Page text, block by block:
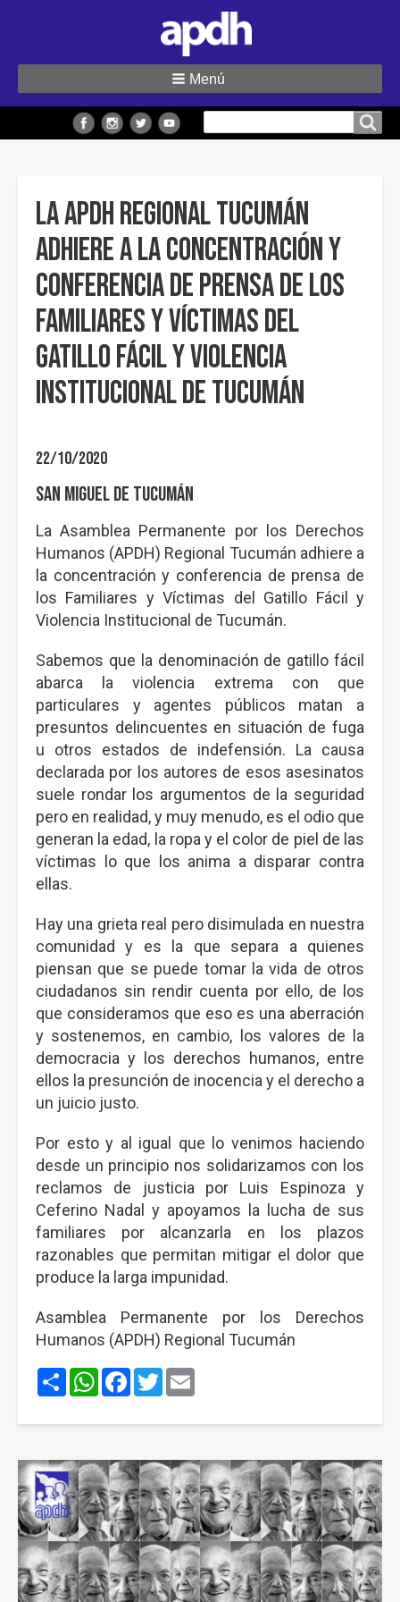
sitio
Menú
La APDH Regional Tucumán
adhiere a la concentración y
conferencia de prensa de los
Familiares y Víctimas del
Gatillo Fácil y Violencia
Institucional de Tucumán
22/10/2020
San Miguel de Tucumán
La Asamblea Permanente por los Derechos
Humanos (APDH) Regional Tucumán adhiere a
la concentración y conferencia de prensa de
los Familiares y Víctimas del Gatillo Fácil y
Violencia Institucional de Tucumán.
Sabemos que la denominación de gatillo fácil
abarca la violencia extrema con que
particulares y agentes públicos matan a
presuntos delincuentes en situación de fuga
u otros estados de indefensión. La causa
declarada por los autores de esos asesinatos
suele rondar los argumentos de la seguridad
pero en realidad, y muy menudo, es el odio que
generan la edad, la ropa y el color de piel de las
víctimas lo que los anima a disparar contra
ellas.
Hay una grieta real pero disimulada en nuestra
comunidad y es la que separa a quienes
piensan que se puede tomar la vida de otros
ciudadanos sin rendir cuenta por ello, de los
que consideramos que eso es una aberración
y sostenemos, en cambio, los valores de la
democracia y los derechos humanos, entre
ellos la presunción de inocencia y el derecho a
un juicio justo.
Por esto y al igual que lo venimos haciendo
desde un principio nos solidarizamos con los
reclamos de justicia por Luis Espinoza y
Ceferino Nadal y apoyamos la lucha de sus
familiares por alcanzarla en los plazos
razonables que permitan mitigar el dolor que
produce la larga impunidad.
Asamblea Permanente por los Derechos
Humanos (APDH) Regional Tucumán
ShareWhatsApp
Facebook
Twitter